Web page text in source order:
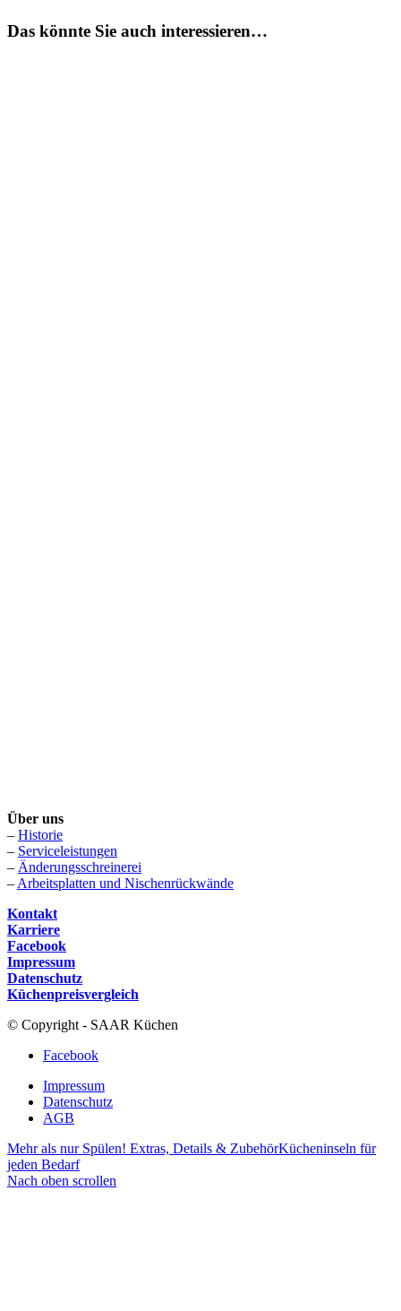
Das könnte Sie auch interessieren…
Über uns
– Historie
– Serviceleistungen
– Änderungsschreinerei
– Arbeitsplatten und Nischenrückwände
Kontakt
Karriere
Facebook
Impressum
Datenschutz
Küchenpreisvergleich
© Copyright - SAAR Küchen
Facebook
Impressum
Datenschutz
AGB
Mehr als nur Spülen! Extras, Details & ZubehörKücheninseln für
jeden Bedarf
Nach oben scrollen